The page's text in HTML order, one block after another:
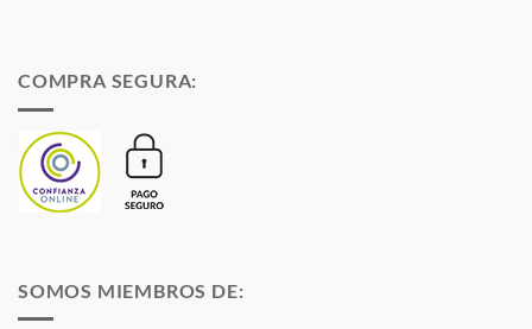
COMPRA SEGURA:
SOMOS MIEMBROS DE: